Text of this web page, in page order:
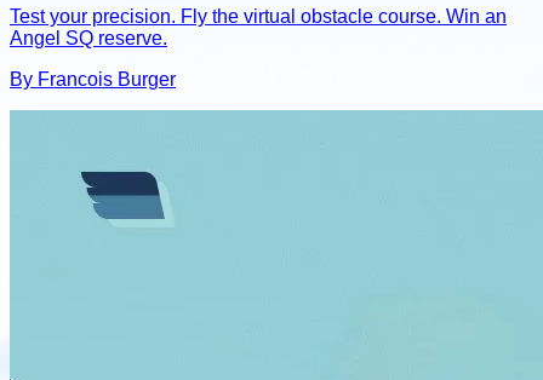
Test your precision. Fly the virtual obstacle course. Win an
Angel SQ reserve.
By Francois Burger